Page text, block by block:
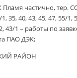
Пламя частично, тер.
35, 40, 43, 45, 47, 55/1,
43/1 – работы по
а ПАО ДЭК;
РАЙОН